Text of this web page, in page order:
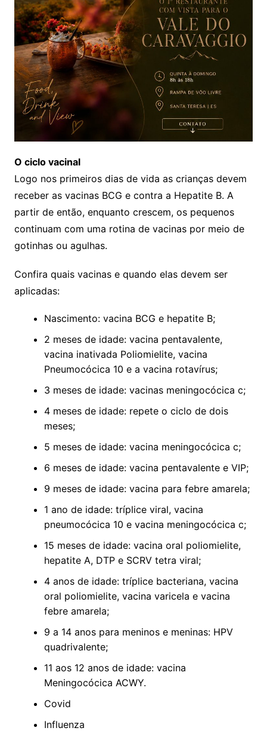
O ciclo vacinal
Logo nos primeiros dias de vida as crianças devem
receber as vacinas BCG e contra a Hepatite B. A
partir de então, enquanto crescem, os pequenos
continuam com uma rotina de vacinas por meio de
gotinhas ou agulhas.
Confira quais vacinas e quando elas devem ser
aplicadas:
Nascimento: vacina BCG e hepatite B;
2 meses de idade: vacina pentavalente,
vacina inativada Poliomielite, vacina
Pneumocócica 10 e a vacina rotavírus;
3 meses de idade: vacinas meningocócica c;
4 meses de idade: repete o ciclo de dois
meses;
5 meses de idade: vacina meningocócica c;
6 meses de idade: vacina pentavalente e VIP;
9 meses de idade: vacina para febre amarela;
1 ano de idade: tríplice viral, vacina
pneumocócica 10 e vacina meningocócica c;
15 meses de idade: vacina oral poliomielite,
hepatite A, DTP e SCRV tetra viral;
4 anos de idade: tríplice bacteriana, vacina
oral poliomielite, vacina varicela e vacina
febre amarela;
9 a 14 anos para meninos e meninas: HPV
quadrivalente;
11 aos 12 anos de idade: vacina
Meningocócica ACWY.
Covid
Influenza